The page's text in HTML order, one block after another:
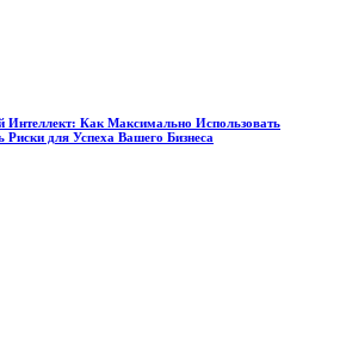
Интеллект: Как Максимально Использовать
для Успеха Вашего Бизнеса